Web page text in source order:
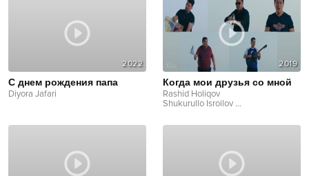
2022
С днем рождения папа
Diyora Jafari
2019
Когда мои друзья со мной
Rashid Holiqov
Shukurullo Isroilov ...